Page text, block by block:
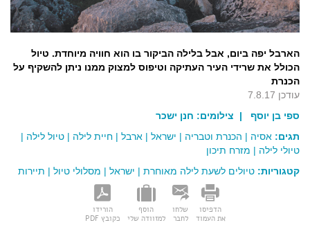
הארבל יפה ביום, אבל בלילה הביקור בו הוא חוויה מיוחדת. טיול
הכולל את שרידי העיר העתיקה וטיפוס למצוק ממנו ניתן להשקיף על
הכנרת
עודכן 7.8.17
ספי בן יוסף
| צילומים: חנן ישכר
תגים: אסיה | הכנרת וטבריה | ישראל | ארבל | חיית לילה | טיול לילה |
טיולי לילה | מזרח תיכון
קטגוריות: טיולים לשעת לילה מאוחרת | ישראל | מסלולי טיול | תיירות
הדפיסו
את העמוד
שלחו
לחבר
הוסף
למזוודה שלי
הורידו
כקובץ PDF